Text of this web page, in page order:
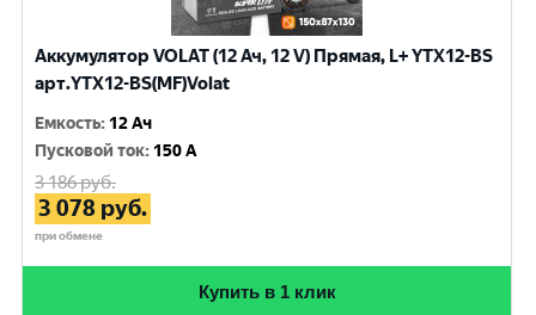
Аккумулятор VOLAT (12 Ач, 12 V) Прямая, L+ YTX12-BS
арт.YTX12-BS(MF)Volat
Емкость: 12 Ач
Пусковой ток: 150 A
3 186руб.
3 078 руб.
при обмене
Купить в 1 клик